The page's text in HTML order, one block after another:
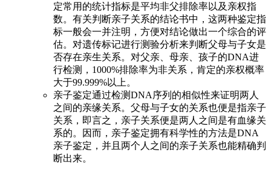
定常用的统计指标是平均非父排除率以及亲权指
数。有关判断亲子关系的结论书中，这两种鉴定指
标一般会一并注明，方便对结论做出一个综合的评
估。对遗传标记进行测验分析来判断父母与子女是
否存在亲生关系。对父亲、母亲、孩子的DNA进
行检测，1000%排除率为非关系，肯定的亲权概率
大于99.999%以上。
亲子鉴定通过检测DNA序列的相似性来证明两人
之间的亲缘关系。父母与子女的关系也便是指亲子
关系，即言之，亲子关系便是两人之间是有血缘关
系的。因而，亲子鉴定拥有科学性的方法是DNA
亲子鉴定，并且两个人之间的亲子关系也能精确判
断出来。